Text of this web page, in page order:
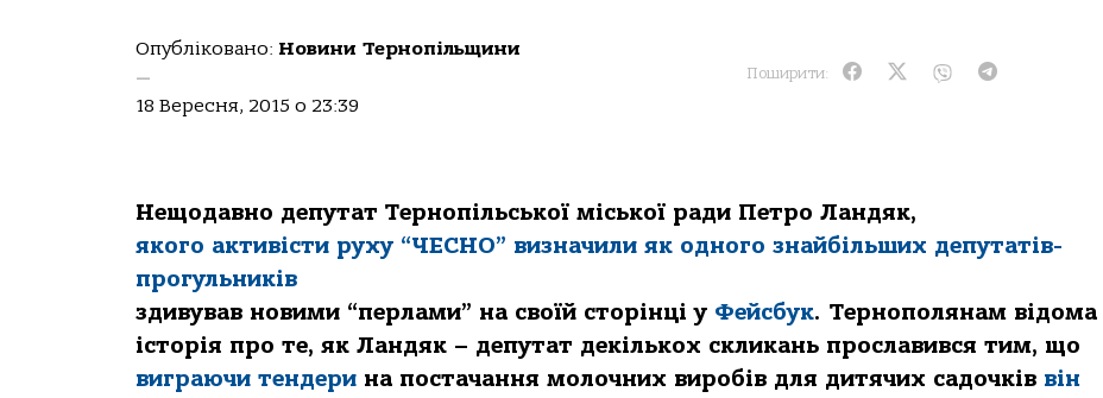
Опубліковано: Новини Тернопільщини
—
18 Вересня, 2015 о 23:39
Поширити:
Нещодавно депутат Тернопільської міської ради Петро Ландяк,
якого активісти руху “ЧЕСНО” визначили як одного знайбільших депутатів-
прогульників
здивував новими “перлами” на своїй сторінці у Фейсбук. Тернополянам відома
історія про те, як Ландяк – депутат декількох скликань прославився тим, що
виграючи тендери на постачання молочних виробів для дитячих садочків він